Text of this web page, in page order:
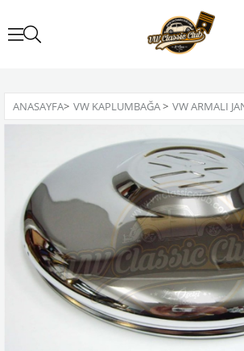
ANASAYFA> VW KAPLUMBAĞA> VW ARMALI